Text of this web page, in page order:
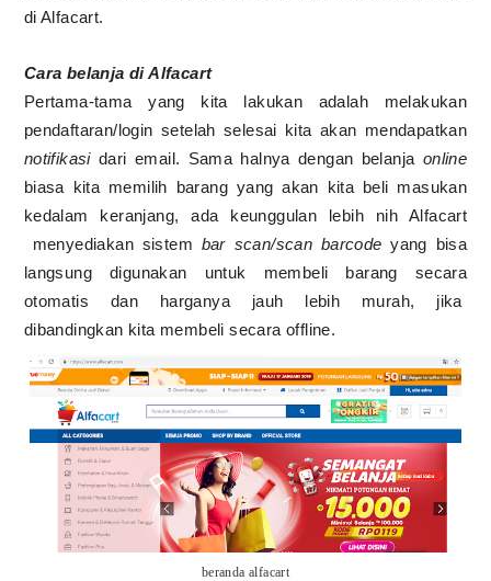
di Alfacart.
Cara belanja di Alfacart
Pertama-tama yang kita lakukan adalah melakukan
pendaftaran/login setelah selesai kita akan mendapatkan
notifikasidari email. Sama halnya dengan belanja online
biasa kita memilih barang yang akan kita beli masukan
kedalam keranjang, ada keunggulan lebih nih Alfacart
menyediakan sistem bar scan/scan barcode yang bisa
langsung digunakan untuk membeli barang secara
otomatis dan harganya jauh lebih murah, jika
dibandingkan kita membeli secara offline.
beranda alfacart